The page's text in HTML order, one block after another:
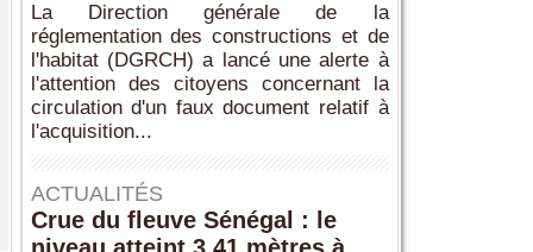
La Direction générale de la
réglementation des constructions et de
l'habitat (DGRCH) a lancé une alerte à
l'attention des citoyens concernant la
circulation d'un faux document relatif à
l'acquisition...
ACTUALITÉS
Crue du fleuve Sénégal : le